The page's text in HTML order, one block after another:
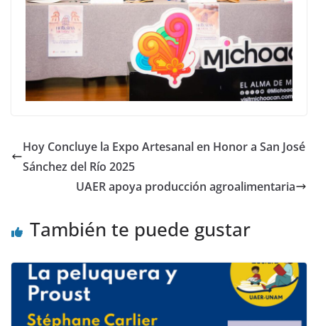
Hoy Concluye la Expo Artesanal en Honor a San José
Sánchez del Río 2025
UAER apoya producción agroalimentaria
También te puede gustar